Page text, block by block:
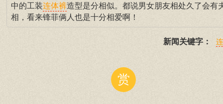
中的工装连体裤造型是分相似。都说男女朋友相处久了会有
相，看来锋菲俩人也是十分相爱啊！
新闻关键字：
赏